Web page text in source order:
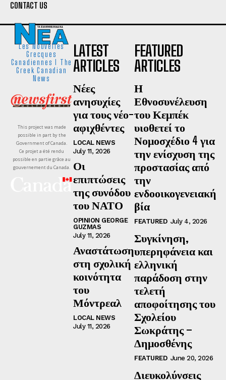
CONTACT US
Les Nouvelles
Grecques
Canadiennes I The
Greek Canadian
News
This project was made
possible in part by the
Government of Canada.
Ce projet a été rendu
possible en partie grâce au
gouvernement du Canada.
LATEST
ARTICLES
Νέες
ανησυχίες
για τους νέο-
αφιχθέντες
LOCAL NEWS
July 11, 2026
Οι
επιπτώσεις
της συνόδου
του ΝΑΤΟ
OPINION GEORGE
GUZMAS
July 11, 2026
Αναστάτωση
στη σχολική
κοινότητα
του
Μόντρεαλ
LOCAL NEWS
July 11, 2026
FEATURED
ARTICLES
Η
Εθνοσυνέλευση
του Κεμπέκ
υιοθετεί το
Νομοσχέδιο 4 για
την ενίσχυση της
προστασίας από
την
ενδοοικογενειακή
βία
FEATURED July 4, 2026
Συγκίνηση,
υπερηφάνεια και
ελληνική
παράδοση στην
τελετή
αποφοίτησης του
Σχολείου
Σωκράτης –
Δημοσθένης
FEATURED June 20, 2026
Διευκολύνσεις